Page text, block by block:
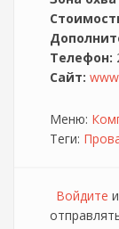
Телефон:
Сайт:
Меню:
Теги:
Войдите